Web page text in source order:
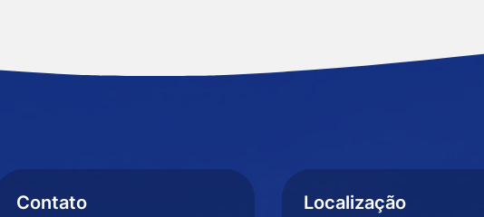
Contato Localização